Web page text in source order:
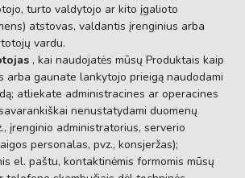
turto valdytojo ar kito įgalioto
atstovas, valdantis įrenginius arba
vardu.
, kai naudojatės mūsų Produktais kaip
arba gaunate lankytojo prieigą naudodami
atliekate administracines ar operacines
nenustatydami duomenų
įrenginio administratorius, serverio
personalas, pvz., konsjeržas);
el. paštu, kontaktinėmis formomis mūsų